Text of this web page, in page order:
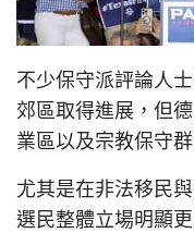
不少保守派評論人
郊區取得進展，但
業區以及宗教保守
尤其是在非法移民
選民整體立場明顯